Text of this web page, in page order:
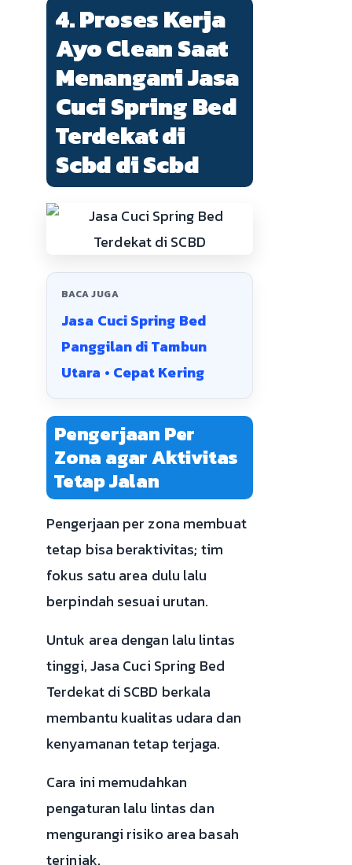
4. Proses Kerja
Ayo Clean Saat
Menangani Jasa
Cuci Spring Bed
Terdekat di
Scbd di Scbd
BACA JUGA
Jasa Cuci Spring Bed
Panggilan di Tambun
Utara • Cepat Kering
Pengerjaan Per
Zona agar Aktivitas
Tetap Jalan
Pengerjaan per zona membuat
tetap bisa beraktivitas; tim
fokus satu area dulu lalu
berpindah sesuai urutan.
Untuk area dengan lalu lintas
tinggi, Jasa Cuci Spring Bed
Terdekat di SCBD berkala
membantu kualitas udara dan
kenyamanan tetap terjaga.
Cara ini memudahkan
pengaturan lalu lintas dan
mengurangi risiko area basah
terinjak.